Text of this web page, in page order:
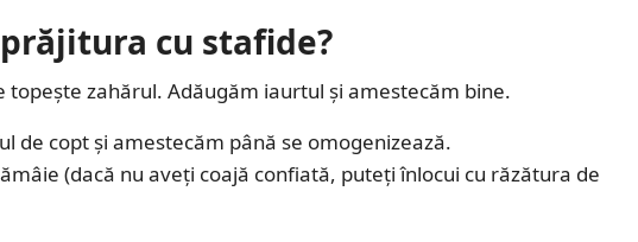
cu stafide?
topește zahărul. Adăugăm iaurtul și amestecăm bine.
de copt și amestecăm până se omogenizează.
(dacă nu aveți coajă confiată, puteți înlocui cu răzătura de